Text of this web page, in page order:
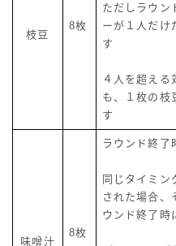
枝豆
8枚
ただしラウン
ーが１人だけ
す
４人を超える
も、１枚の枝
す
味噌汁
8枚
ラウンド終了
同じタイミン
された場合、
ウンド終了時